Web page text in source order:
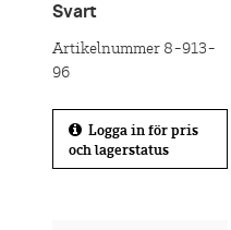
Svart
Artikelnummer 8-913-
96
Logga in för pris
och lagerstatus